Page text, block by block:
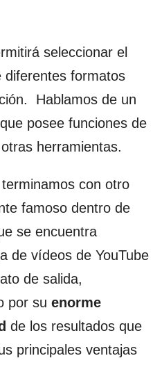
seleccionar el
diferentes formatos
Hablamos de un
posee funciones de
herramientas.
terminamos con otro
famoso dentro de
se encuentra
de vídeos de YouTube
de salida,
por su enorme
de los resultados que
principales ventajas